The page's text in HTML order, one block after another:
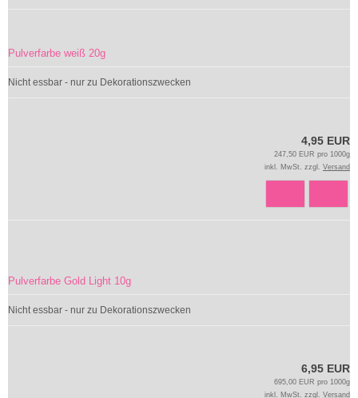
Pulverfarbe weiß 20g
Nicht essbar - nur zu Dekorationszwecken
4,95 EUR
247,50 EUR pro 1000g
inkl. MwSt. zzgl. Versand
Pulverfarbe Gold Light 10g
Nicht essbar - nur zu Dekorationszwecken
6,95 EUR
695,00 EUR pro 1000g
inkl. MwSt. zzgl. Versand